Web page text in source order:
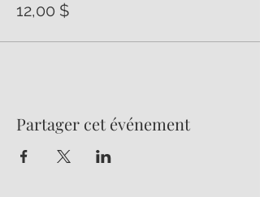
12,00 $
Partager cet événement